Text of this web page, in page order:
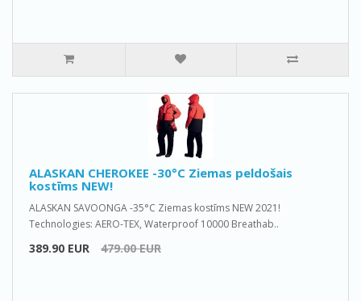
ALASKAN CHEROKEE -30°C Ziemas peldošais
kostīms NEW!
ALASKAN SAVOONGA -35°C Ziemas kostīms NEW 2021!
Technologies: AERO-TEX, Waterproof 10000 Breathab..
389.90 EUR 479.00 EUR